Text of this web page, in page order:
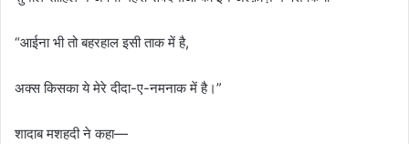
“आईना भी तो बहरहाल इसी ताक में है,
अक्स किसका ये मेरे दीदा-ए-नमनाक में है।”
शादाब मशहदी ने कहा—